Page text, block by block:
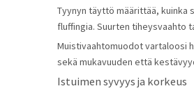
Tyynyn täyttö määrittää, kuinka
fluffingia. Suurten tiheysvaahto
Muistivaahtomuodot vartaloosi
sekä mukavuuden että
Istuimen syvyys ja korkeus